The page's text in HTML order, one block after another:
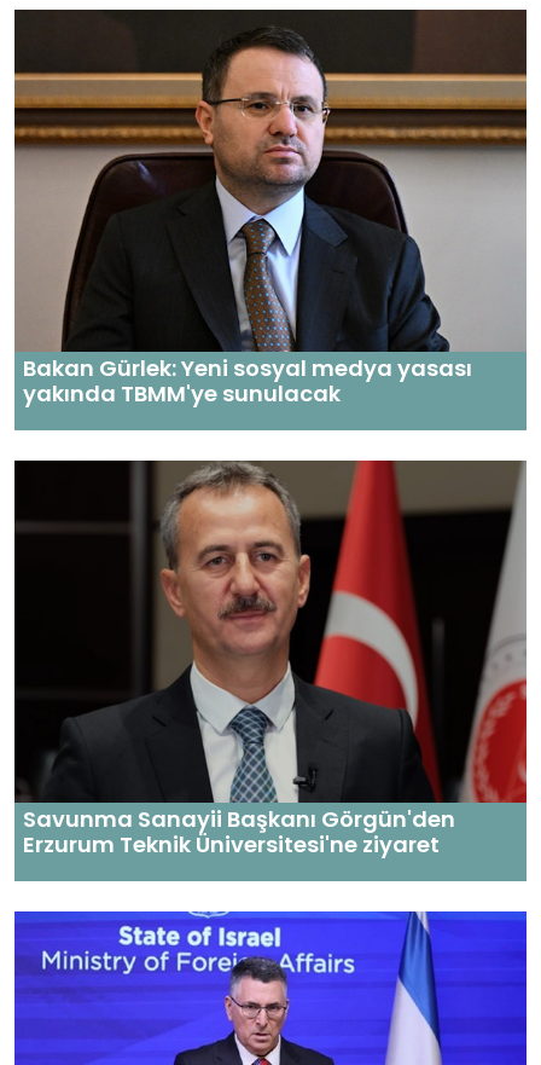
Bakan Gürlek: Yeni sosyal medya yasası
yakında TBMM'ye sunulacak
Savunma Sanayii Başkanı Görgün'den
Erzurum Teknik Üniversitesi'ne ziyaret